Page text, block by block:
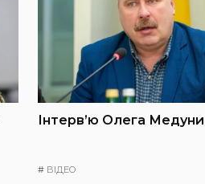
Інтерв’ю Олега
# ВІДЕО